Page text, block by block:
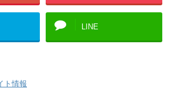
LINE
ト情報